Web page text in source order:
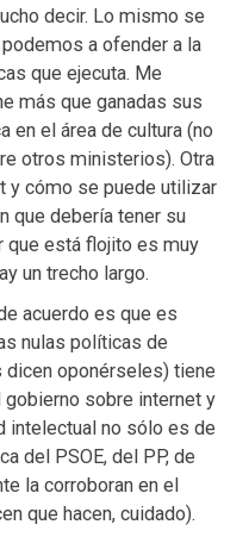
decir. Lo mismo se
a ofender a la
que ejecuta. Me
más que ganadas sus
en el área de cultura (no
otros ministerios). Otra
y cómo se puede utilizar
que debería tener su
que está flojito es muy
un trecho largo.
acuerdo es que es
nulas políticas de
oponérseles) tiene
sobre internet y
intelectual no sólo es de
del PSOE, del PP, de
la corroboran en el
que hacen, cuidado).